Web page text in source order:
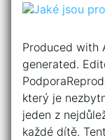
Produced with
generated.
který je
jeden z
každé dítě.